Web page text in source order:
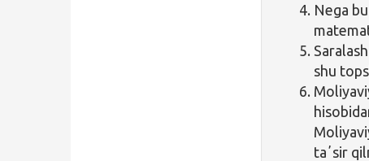
Nega
shu
taʼsir